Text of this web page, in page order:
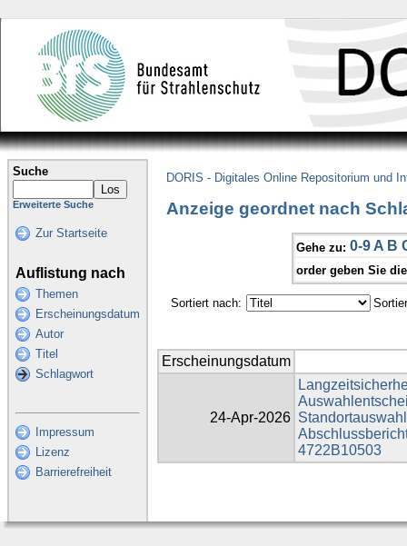
Suche
Erweiterte Suche
Zur Startseite
Auflistung nach
Themen
Erscheinungsdatum
Autor
Titel
Schlagwort
Impressum
Lizenz
Barrierefreiheit
DORIS - Digitales Online Repositorium und
Anzeige geordnet nach
Gehe zu: 0-9 A B
order geben Sie
Sortiert nach:
Erscheinungsdatum
24-Apr-2026
4722B10503